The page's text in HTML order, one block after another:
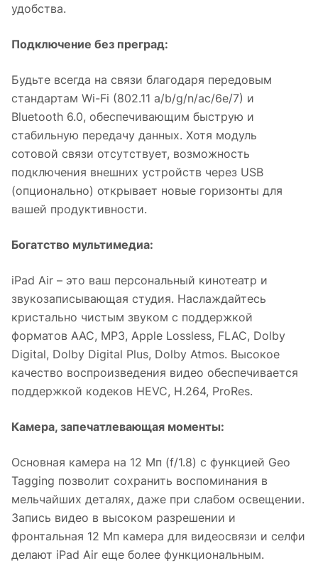
удобства.
Подключение без преград:
Будьте всегда на связи благодаря передовым
стандартам Wi-Fi (802.11 a/b/g/n/ac/6e/7) и
Bluetooth 6.0, обеспечивающим быструю и
стабильную передачу данных. Хотя модуль
сотовой связи отсутствует, возможность
подключения внешних устройств через USB
(опционально) открывает новые горизонты для
вашей продуктивности.
Богатство мультимедиа:
iPad Air – это ваш персональный кинотеатр и
звукозаписывающая студия. Наслаждайтесь
кристально чистым звуком с поддержкой
форматов AAC, MP3, Apple Lossless, FLAC, Dolby
Digital, Dolby Digital Plus, Dolby Atmos. Высокое
качество воспроизведения видео обеспечивается
поддержкой кодеков HEVC, H.264, ProRes.
Камера, запечатлевающая моменты:
Основная камера на 12 Мп (f/1.8) с функцией Geo
Tagging позволит сохранить воспоминания в
мельчайших деталях, даже при слабом освещении.
Запись видео в высоком разрешении и
фронтальная 12 Мп камера для видеосвязи и селфи
делают iPad Air еще более функциональным.